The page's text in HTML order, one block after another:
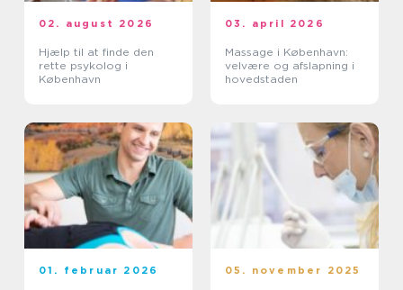
02. august 2026
Hjælp til at finde den
rette psykolog i
København
03. april 2026
Massage i København:
velvære og afslapning i
hovedstaden
01. februar 2026 05. november 2025